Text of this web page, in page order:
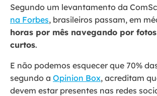
Segundo um levantamento da
na Forbes, brasileiros passam, em
horas por mês navegando por
curtos.
E não podemos esquecer que 70%
segundo a Opinion Box, acreditam
devem estar presentes nas redes